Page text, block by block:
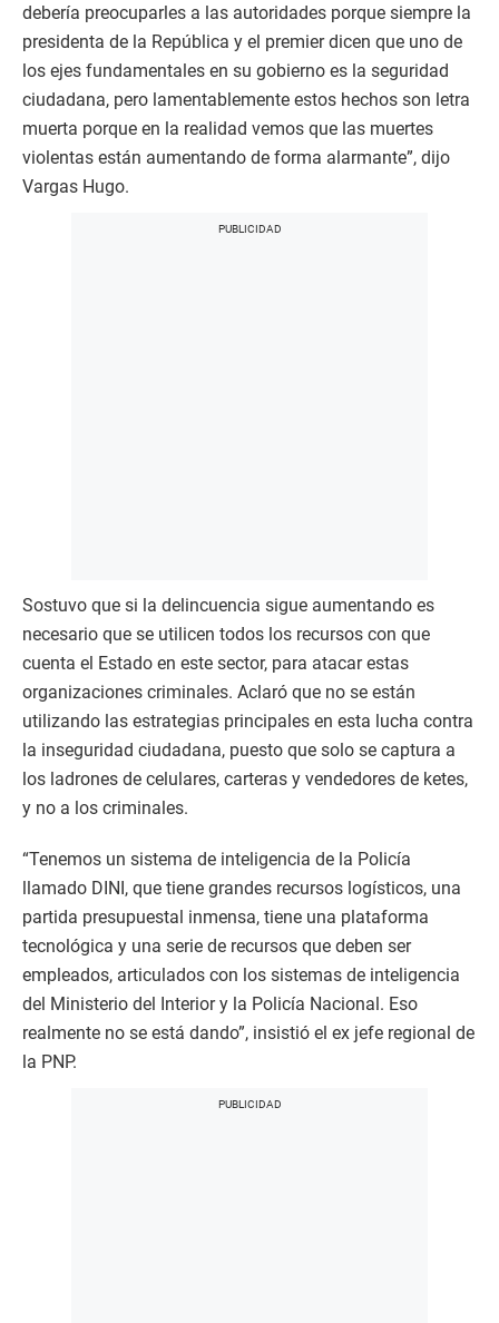
debería preocuparles a las autoridades porque siempre la
presidenta de la República y el premier dicen que uno de
los ejes fundamentales en su gobierno es la seguridad
ciudadana, pero lamentablemente estos hechos son letra
muerta porque en la realidad vemos que las muertes
violentas están aumentando de forma alarmante”, dijo
Vargas Hugo.
Sostuvo que si la delincuencia sigue aumentando es
necesario que se utilicen todos los recursos con que
cuenta el Estado en este sector, para atacar estas
organizaciones criminales. Aclaró que no se están
utilizando las estrategias principales en esta lucha contra
la inseguridad ciudadana, puesto que solo se captura a
los ladrones de celulares, carteras y vendedores de ketes,
y no a los criminales.
“Tenemos un sistema de inteligencia de la Policía
llamado DINI, que tiene grandes recursos logísticos, una
partida presupuestal inmensa, tiene una plataforma
tecnológica y una serie de recursos que deben ser
empleados, articulados con los sistemas de inteligencia
del Ministerio del Interior y la Policía Nacional. Eso
realmente no se está dando”, insistió el ex jefe regional de
la PNP.